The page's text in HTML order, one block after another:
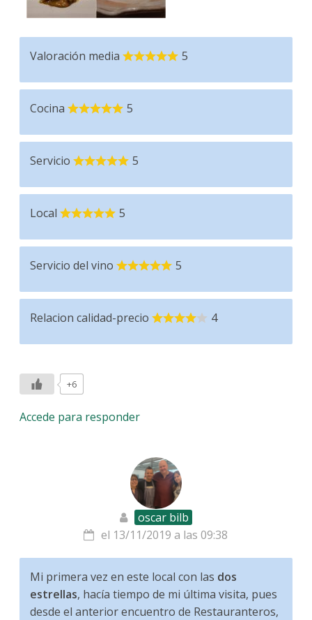
Valoración media 5
Cocina 5
Servicio 5
Local 5
Servicio del vino 5
Relacion calidad-precio 4
+6
Accede para responder
oscar bilb
el 13/11/2019 a las 09:38
Mi primera vez en este local con las dos
estrellas, hacía tiempo de mi última visita, pues
desde el anterior encuentro de Restauranteros,